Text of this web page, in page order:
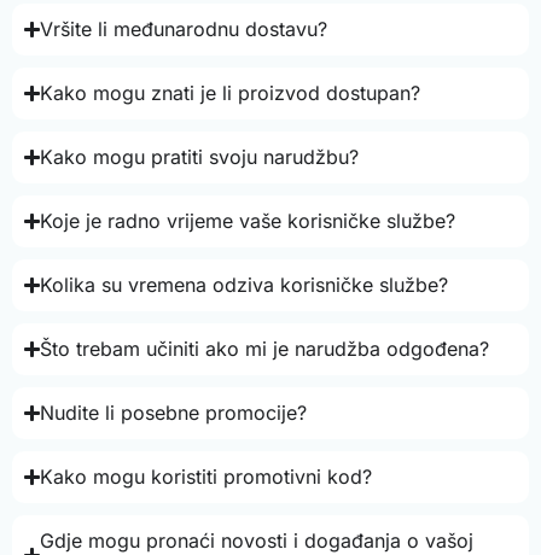
Vršite li međunarodnu dostavu?
Kako mogu znati je li proizvod dostupan?
Kako mogu pratiti svoju narudžbu?
Koje je radno vrijeme vaše korisničke službe?
Kolika su vremena odziva korisničke službe?
Što trebam učiniti ako mi je narudžba odgođena?
Nudite li posebne promocije?
Kako mogu koristiti promotivni kod?
Gdje mogu pronaći novosti i događanja o vašoj